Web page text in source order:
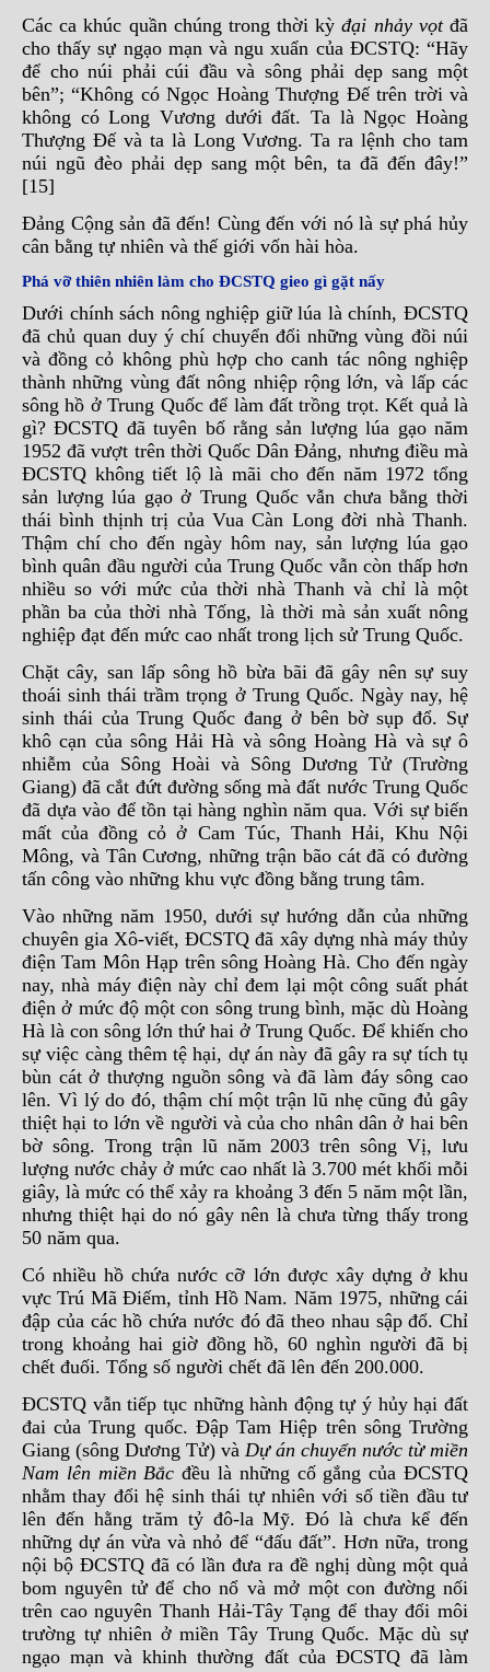
Các ca khúc quần chúng trong thời kỳđại nhảy vọtđã
cho thấy sự ngạo mạn và ngu xuẩn của ĐCSTQ: “Hãy
để cho núi phải cúi đầu và sông phải dẹp sang một
bên”; “Không có Ngọc Hoàng Thượng Đế trên trời và
không có Long Vương dưới đất. Ta là Ngọc Hoàng
Thượng Đế và ta là Long Vương. Ta ra lệnh cho tam
núi ngũ đèo phải dẹp sang một bên, ta đã đến đây!”
[15]
Đảng Cộng sản đã đến! Cùng đến với nó là sự phá hủy
cân bằng tự nhiên và thế giới vốn hài hòa.
Phá vỡ thiên nhiên làm cho ĐCSTQ gieo gì gặt nấy
Dưới chính sách nông nghiệp giữ lúa là chính, ĐCSTQ
đã chủ quan duy ý chí chuyển đổi những vùng đồi núi
và đồng cỏ không phù hợp cho canh tác nông nghiệp
thành những vùng đất nông nhiệp rộng lớn, và lấp các
sông hồ ở Trung Quốc để làm đất trồng trọt. Kết quả là
gì? ĐCSTQ đã tuyên bố rằng sản lượng lúa gạo năm
1952 đã vượt trên thời Quốc Dân Đảng, nhưng điều mà
ĐCSTQ không tiết lộ là mãi cho đến năm 1972 tổng
sản lượng lúa gạo ở Trung Quốc vẫn chưa bằng thời
thái bình thịnh trị của Vua Càn Long đời nhà Thanh.
Thậm chí cho đến ngày hôm nay, sản lượng lúa gạo
bình quân đầu người của Trung Quốc vẫn còn thấp hơn
nhiều so với mức của thời nhà Thanh và chỉ là một
phần ba của thời nhà Tống, là thời mà sản xuất nông
nghiệp đạt đến mức cao nhất trong lịch sử Trung Quốc.
Chặt cây, san lấp sông hồ bừa bãi đã gây nên sự suy
thoái sinh thái trầm trọng ở Trung Quốc. Ngày nay, hệ
sinh thái của Trung Quốc đang ở bên bờ sụp đổ. Sự
khô cạn của sông Hải Hà và sông Hoàng Hà và sự ô
nhiễm của Sông Hoài và Sông Dương Tử (Trường
Giang) đã cắt đứt đường sống mà đất nước Trung Quốc
đã dựa vào để tồn tại hàng nghìn năm qua. Với sự biến
mất của đồng cỏ ở Cam Túc, Thanh Hải, Khu Nội
Mông, và Tân Cương, những trận bão cát đã có đường
tấn công vào những khu vực đồng bằng trung tâm.
Vào những năm 1950, dưới sự hướng dẫn của những
chuyên gia Xô-viết, ĐCSTQ đã xây dựng nhà máy thủy
điện Tam Môn Hạp trên sông Hoàng Hà. Cho đến ngày
nay, nhà máy điện này chỉ đem lại một công suất phát
điện ở mức độ một con sông trung bình, mặc dù Hoàng
Hà là con sông lớn thứ hai ở Trung Quốc. Để khiến cho
sự việc càng thêm tệ hại, dự án này đã gây ra sự tích tụ
bùn cát ở thượng nguồn sông và đã làm đáy sông cao
lên. Vì lý do đó, thậm chí một trận lũ nhẹ cũng đủ gây
thiệt hại to lớn về người và của cho nhân dân ở hai bên
bờ sông. Trong trận lũ năm 2003 trên sông Vị, lưu
lượng nước chảy ở mức cao nhất là 3.700 mét khối mỗi
giây, là mức có thể xảy ra khoảng 3 đến 5 năm một lần,
nhưng thiệt hại do nó gây nên là chưa từng thấy trong
50 năm qua.
Có nhiều hồ chứa nước cỡ lớn được xây dựng ở khu
vực Trú Mã Điếm, tỉnh Hồ Nam. Năm 1975, những cái
đập của các hồ chứa nước đó đã theo nhau sập đổ. Chỉ
trong khoảng hai giờ đồng hồ, 60 nghìn người đã bị
chết đuối. Tổng số người chết đã lên đến 200.000.
ĐCSTQ vẫn tiếp tục những hành động tự ý hủy hại đất
đai của Trung quốc. Đập Tam Hiệp trên sông Trường
Giang (sông Dương Tử) và Dự án chuyển nước từ miền
Nam lên miền Bắc đều là những cố gắng của ĐCSTQ
nhằm thay đổi hệ sinh thái tự nhiên với số tiền đầu tư
lên đến hằng trăm tỷ đô-la Mỹ. Đó là chưa kể đến
những dự án vừa và nhỏ để “đấu đất”. Hơn nữa, trong
nội bộ ĐCSTQ đã có lần đưa ra đề nghị dùng một quả
bom nguyên tử để cho nổ và mở một con đường nối
trên cao nguyên Thanh Hải-Tây Tạng để thay đổi môi
trường tự nhiên ở miền Tây Trung Quốc. Mặc dù sự
ngạo mạn và khinh thường đất của ĐCSTQ đã làm